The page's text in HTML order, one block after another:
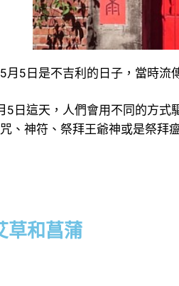
月5日是不吉利的日子，當時流
5日這天，人們會用不同的方式
、神符、祭拜王爺神或是祭拜
草和菖蒲